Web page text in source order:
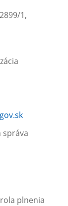
1,
správa
plnenia